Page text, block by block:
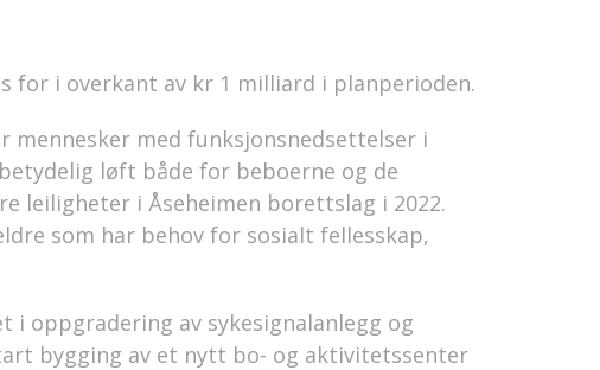
for i overkant av kr 1 milliard i planperioden.
med funksjonsnedsettelser i
løft både for beboerne og de
leiligheter i Åseheimen borettslag i 2022.
som har behov for sosialt fellesskap,
i oppgradering av sykesignalanlegg og
bygging av et nytt bo- og aktivitetssenter